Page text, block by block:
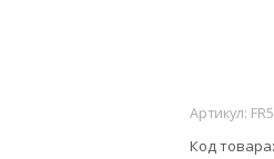
Артикул:
Код товара